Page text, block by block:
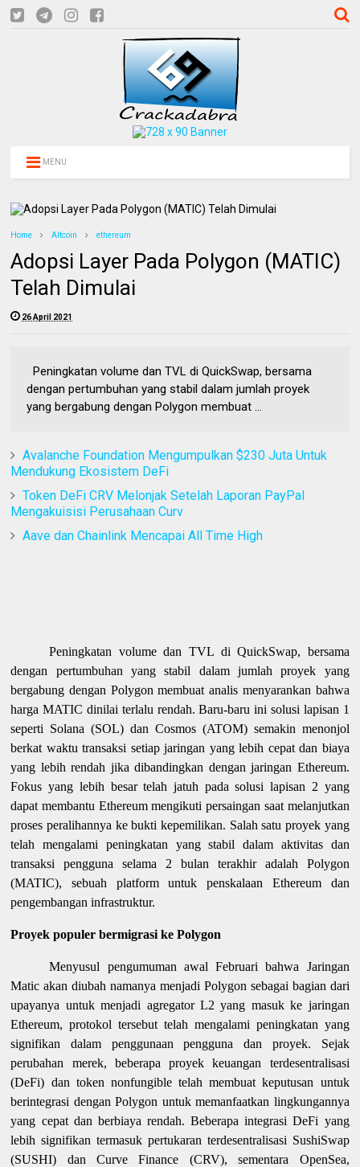
MENU
Home Altcoin ethereum
Adopsi Layer Pada Polygon (MATIC)
Telah Dimulai
26 April 2021
Peningkatan volume dan TVL di QuickSwap, bersama
dengan pertumbuhan yang stabil dalam jumlah proyek
yang bergabung dengan Polygon membuat ...
Avalanche Foundation Mengumpulkan $230 Juta Untuk
Mendukung Ekosistem DeFi
Token DeFi CRV Melonjak Setelah Laporan PayPal
Mengakuisisi Perusahaan Curv
Aave dan Chainlink Mencapai All Time High
Peningkatan volume dan TVL di QuickSwap, bersama
dengan pertumbuhan yang stabil dalam jumlah proyek yang
bergabung dengan Polygon membuat analis menyarankan bahwa
harga MATIC dinilai terlalu rendah. Baru-baru ini solusi lapisan 1
seperti Solana (SOL) dan Cosmos (ATOM) semakin menonjol
berkat waktu transaksi setiap jaringan yang lebih cepat dan biaya
yang lebih rendah jika dibandingkan dengan jaringan Ethereum.
Fokus yang lebih besar telah jatuh pada solusi lapisan 2 yang
dapat membantu Ethereum mengikuti persaingan saat melanjutkan
proses peralihannya ke bukti kepemilikan. Salah satu proyek yang
telah mengalami peningkatan yang stabil dalam aktivitas dan
transaksi pengguna selama 2 bulan terakhir adalah Polygon
(MATIC), sebuah platform untuk penskalaan Ethereum dan
pengembangan infrastruktur.
Proyek populer bermigrasi ke Polygon
Menyusul pengumuman awal Februari bahwa Jaringan
Matic akan diubah namanya menjadi Polygon sebagai bagian dari
upayanya untuk menjadi agregator L2 yang masuk ke jaringan
Ethereum, protokol tersebut telah mengalami peningkatan yang
signifikan dalam penggunaan pengguna dan proyek. Sejak
perubahan merek, beberapa proyek keuangan terdesentralisasi
(DeFi) dan token nonfungible telah membuat keputusan untuk
berintegrasi dengan Polygon untuk memanfaatkan lingkungannya
yang cepat dan berbiaya rendah. Beberapa integrasi DeFi yang
lebih signifikan termasuk pertukaran terdesentralisasi SushiSwap
(SUSHI) dan Curve Finance (CRV), sementara OpenSea,